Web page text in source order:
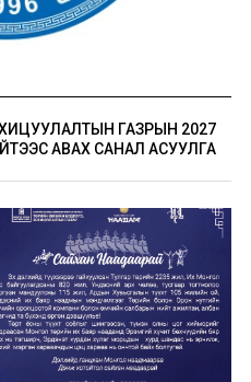
ГАЗРЫН 2027
АВАХ САНАЛ АСУУЛГА